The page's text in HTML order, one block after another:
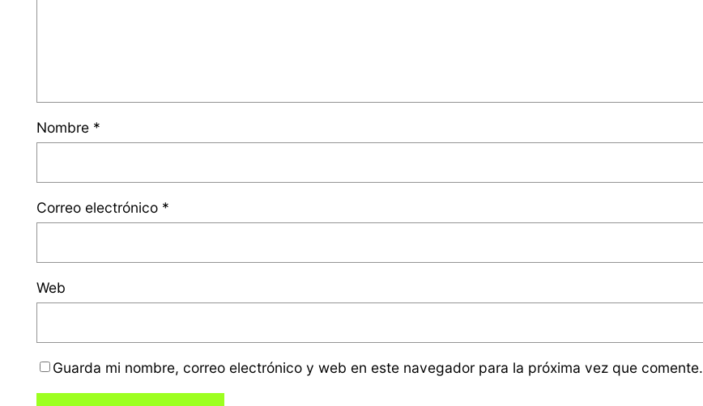
Nombre *
Correo electrónico *
Web
Guarda mi nombre, correo electrónico y web en este navegador para la próxima vez que comente.